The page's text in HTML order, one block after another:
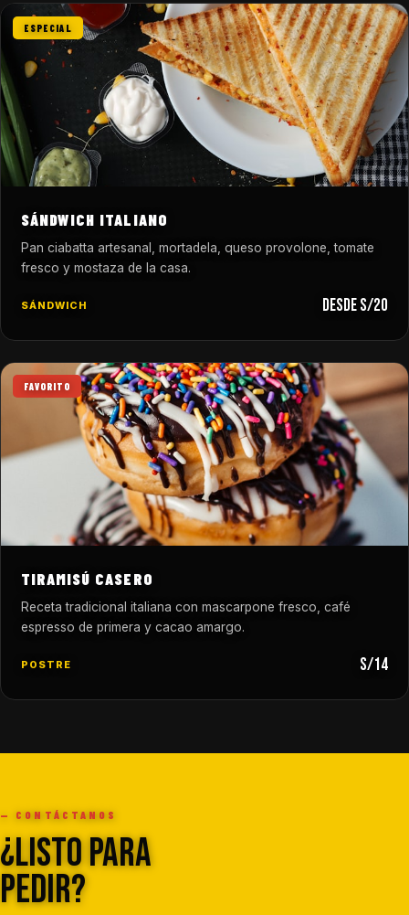
ESPECIAL
SÁNDWICH ITALIANO
Pan ciabatta artesanal, mortadela, queso provolone, tomate
fresco y mostaza de la casa.
SÁNDWICH desde S/20
FAVORITO
TIRAMISÚ CASERO
Receta tradicional italiana con mascarpone fresco, café
espresso de primera y cacao amargo.
POSTRE S/14
— CONTÁCTANOS
¿Listo para
pedir?